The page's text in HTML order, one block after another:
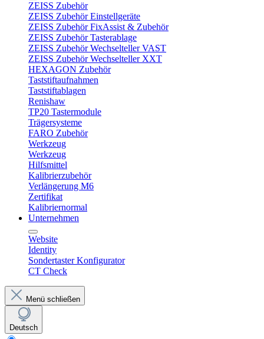
ZEISS Zubehör
ZEISS Zubehör Einstellgeräte
ZEISS Zubehör FixAssist & Zubehör
ZEISS Zubehör Tasterablage
ZEISS Zubehör Wechselteller VAST
ZEISS Zubehör Wechselteller XXT
HEXAGON Zubehör
Taststiftaufnahmen
Taststiftablagen
Renishaw
TP20 Tastermodule
Trägersysteme
FARO Zubehör
Werkzeug
Werkzeug
Hilfsmittel
Kalibrierzubehör
Verlängerung M6
Zertifikat
Kalibriernormal
Unternehmen
Website
Identity
Sondertaster Konfigurator
CT Check
Menü schließen
Deutsch